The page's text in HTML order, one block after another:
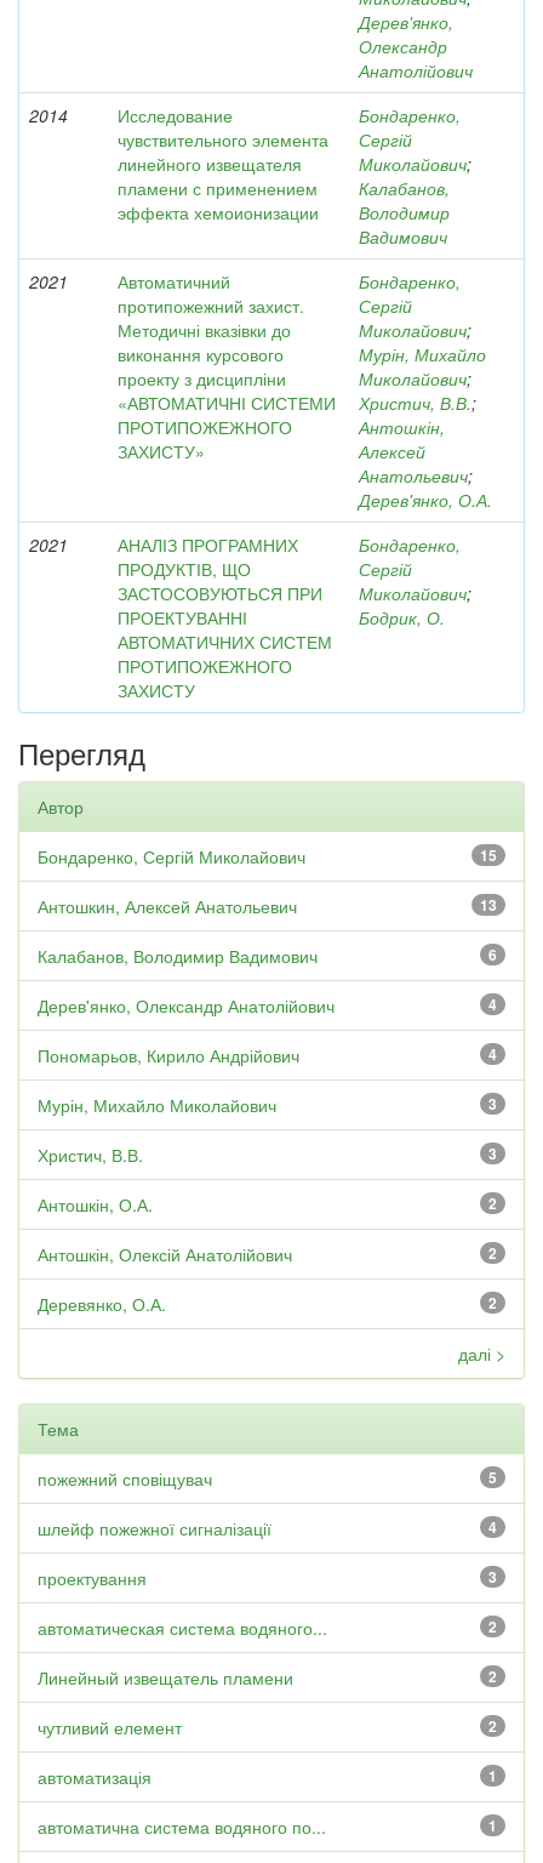
Дерев'янко,
Олександр
Анатолійович
2014
Исследование
чувствительного элемента
линейного извещателя
пламени с применением
эффекта хемоионизации
Бондаренко,
Сергій
Миколайович;
Калабанов,
Володимир
Вадимович
2021
Автоматичний
протипожежний захист.
Методичні вказівки до
виконання курсового
проекту з дисципліни
«АВТОМАТИЧНІ СИСТЕМИ
ПРОТИПОЖЕЖНОГО
ЗАХИСТУ»
Бондаренко,
Сергій
Миколайович;
Мурін, Михайло
Миколайович;
Христич, В.В.;
Антошкін,
Алексей
Анатольевич;
Дерев'янко, О.А.
2021
АНАЛІЗ ПРОГРАМНИХ
ПРОДУКТІВ, ЩО
ЗАСТОСОВУЮТЬСЯ ПРИ
ПРОЕКТУВАННІ
АВТОМАТИЧНИХ СИСТЕМ
ПРОТИПОЖЕЖНОГО
ЗАХИСТУ
Бондаренко,
Сергій
Миколайович;
Бодрик, О.
Перегляд
Автор
15
Бондаренко, Сергій Миколайович
13
Антошкин, Алексей Анатольевич
6
Калабанов, Володимир Вадимович
4
Дерев'янко, Олександр Анатолійович
4
Пономарьов, Кирило Андрійович
3
Мурін, Михайло Миколайович
3
Христич, В.В.
2
Антошкін, О.А.
2
Антошкін, Олексій Анатолійович
2
Деревянко, О.А.
далі >
Тема
5
пожежний сповіщувач
4
шлейф пожежної сигналізації
3
проектування
2
автоматическая система водяного...
2
Линейный извещатель пламени
2
чутливий елемент
1
автоматизація
1
автоматична система водяного по...